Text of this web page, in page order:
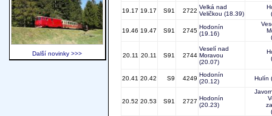
19.17 19.17 S91 2722
Velká nad
Veličkou (18.39)
19.46 19.47 S91 2745
Hodonín
(19.16)
20.11 20.11 S91 2744
Veselí nad
Moravou
(20.07)
20.41 20.42 S9 4249
Hodonín
(20.12)
Hulín
20.52 20.53 S91 2727 Hodonín
(20.23)
Další novinky >>>